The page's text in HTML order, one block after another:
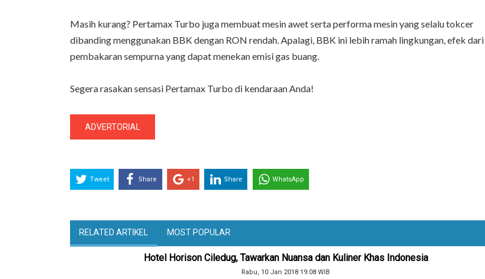
Masih kurang? Pertamax Turbo juga membuat mesin awet serta performa mesin yang selalu tokcer
dibanding menggunakan BBK dengan RON rendah. Apalagi, BBK ini lebih ramah lingkungan, efek dari
pembakaran sempurna yang dapat menekan emisi gas buang.
Segera rasakan sensasi Pertamax Turbo di kendaraan Anda!
ADVERTORIAL
Tweet Share +1 Share WhatsApp
RELATED ARTIKEL MOST POPULAR
Hotel Horison Ciledug, Tawarkan Nuansa dan Kuliner Khas Indonesia
Rabu, 10 Jan 2018 19:08 WIB